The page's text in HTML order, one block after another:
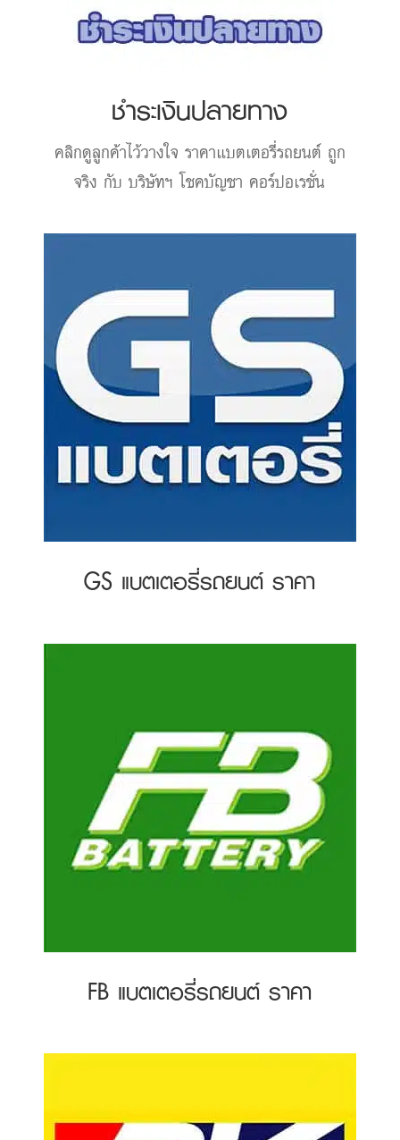
ชำระเงินปลายทาง
คลิกดูลูกค้าไว้วางใจ ราคาแบตเตอรี่รถยนต์ถูก
จริง กับ บริษัทฯ โชคบัญชา คอร์ปอเรชั่น
GS แบตเตอรี่รถยนต์ ราคา
FB แบตเตอรี่รถยนต์ ราคา